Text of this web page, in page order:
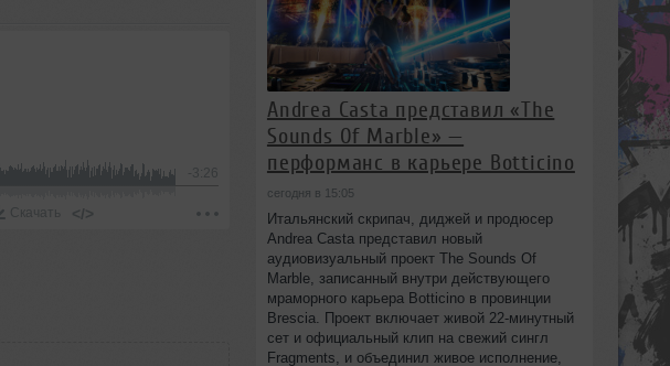
-3:26
Скачать </>
Andrea Casta представил «The
Sounds Of Marble» —
перформанс в карьере Botticino
сегодня в 15:05
Итальянский скрипач, диджей и продюсер
Andrea Casta представил новый
аудиовизуальный проект The Sounds Of
Marble, записанный внутри действующего
мраморного карьера Botticino в провинции
Brescia. Проект включает живой 22‑минутный
сет и официальный клип на свежий сингл
Fragments, и объединил живое исполнение,